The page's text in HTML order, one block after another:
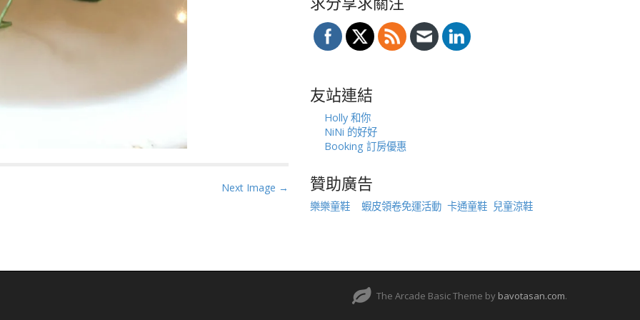
Next Image →
友站連結
Holly 和你
NiNi 的好好
Booking 訂房優惠
贊助廣告
樂樂童鞋 蝦皮領卷免運活動 卡通童鞋 兒童涼鞋
The Arcade Basic Theme by bavotasan.com.